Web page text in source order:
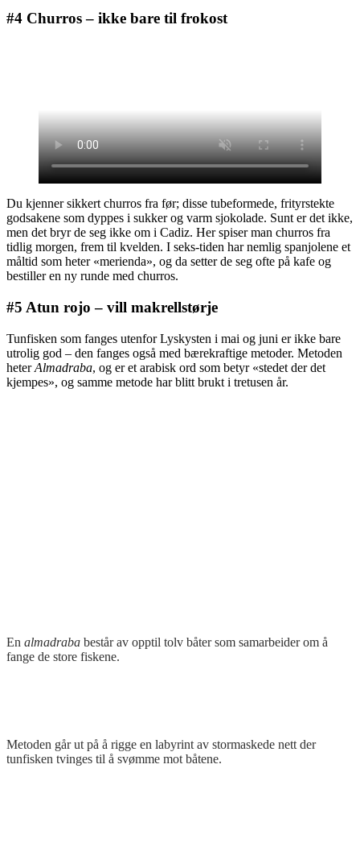
#4 Churros – ikke bare til frokost
Du kjenner sikkert churros fra før; disse tubeformede, frityrstekte
godsakene som dyppes i sukker og varm sjokolade. Sunt er det ikke,
men det bryr de seg ikke om i Cadiz. Her spiser man churros fra
tidlig morgen, frem til kvelden. I seks-tiden har nemlig spanjolene et
måltid som heter «merienda», og da setter de seg ofte på kafe og
bestiller en ny runde med churros.
#5 Atun rojo – vill makrellstørje
Tunfisken som fanges utenfor Lyskysten i mai og juni er ikke bare
utrolig god – den fanges også med bærekraftige metoder. Metoden
heterAlmadraba, og er et arabisk ord som betyr «stedet der det
kjempes», og samme metode har blitt brukt i tretusen år.
En almadraba består av opptil tolv båter som samarbeider om å
fange de store fiskene.
Metoden går ut på å rigge en labyrint av stormaskede nett der
tunfisken tvinges til å svømme mot båtene.